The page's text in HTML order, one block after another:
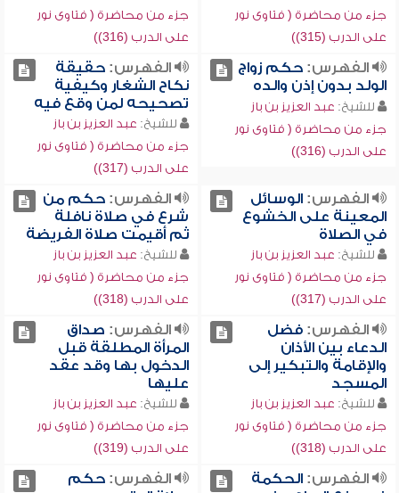
جزء من محاضرة ( فتاوى نور
على الدرب (315))
جزء من محاضرة ( فتاوى نور
على الدرب (316))
الفهرس:حكم زواج
الولد بدون إذن والده
للشيخ: عبد العزيز بن باز
جزء من محاضرة ( فتاوى نور
على الدرب (316))
الفهرس:حقيقة
نكاح الشغار وكيفية
تصحيحه لمن وقع فيه
للشيخ: عبد العزيز بن باز
جزء من محاضرة ( فتاوى نور
على الدرب (317))
الفهرس:الوسائل
المعينة على الخشوع
في الصلاة
للشيخ: عبد العزيز بن باز
جزء من محاضرة ( فتاوى نور
على الدرب (317))
الفهرس:حكم من
شرع في صلاة نافلة
ثم أقيمت صلاة الفريضة
للشيخ: عبد العزيز بن باز
جزء من محاضرة ( فتاوى نور
على الدرب (318))
الفهرس:فضل
الدعاء بين الأذان
والإقامة والتبكير إلى
المسجد
للشيخ: عبد العزيز بن باز
جزء من محاضرة ( فتاوى نور
على الدرب (318))
الفهرس: صداق
المرأة المطلقة قبل
الدخول بها وقد عقد
عليها
للشيخ: عبد العزيز بن باز
جزء من محاضرة ( فتاوى نور
على الدرب (319))
الفهرس:الحكمة
الفهرس:حكم